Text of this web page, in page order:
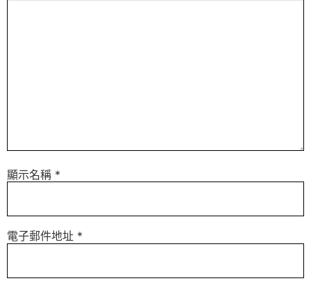
顯示名稱 *
電子郵件地址 *